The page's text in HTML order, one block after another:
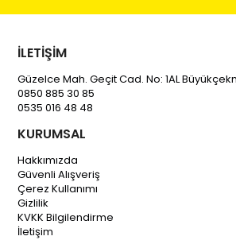
İLETİŞİM
Güzelce Mah. Geçit Cad. No: 1AL
0850 885 30 85
0535 016 48 48
KURUMSAL
Hakkımızda
Güvenli Alışveriş
Çerez Kullanımı
Gizlilik
KVKK Bilgilendirme
İletişim